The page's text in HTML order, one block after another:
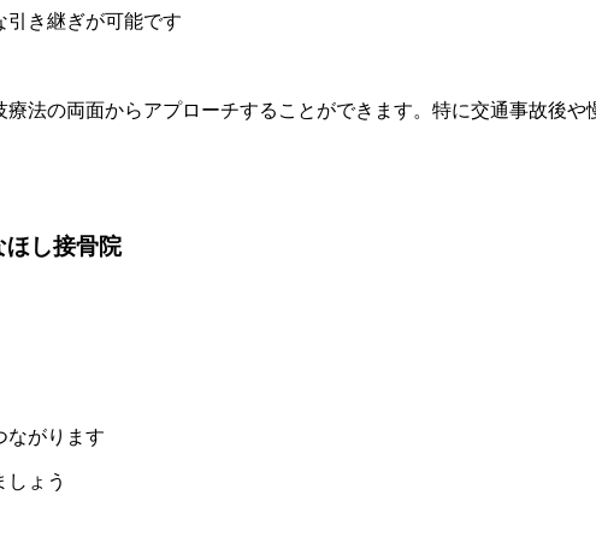
引き継ぎが可能です
法の両面からアプローチすることができます。特に交通事故後
ほし接骨院
ながります
しょう